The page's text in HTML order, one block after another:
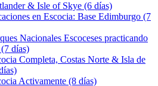
& Isle of Skye (6 días)
en Escocia: Base Edimburgo (7
Nacionales Escoceses practicando
días)
Completa, Costas Norte & Isla de
Activamente (8 días)